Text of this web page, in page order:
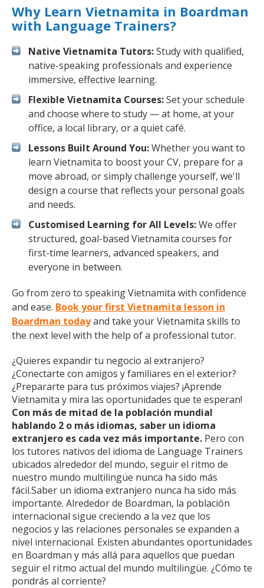
Why Learn Vietnamita in Boardman
with Language Trainers?
Native Vietnamita Tutors:Study with qualified,
native-speaking professionals and experience
immersive, effective learning.
Flexible Vietnamita Courses:Set your schedule
and choose where to study — at home, at your
office, a local library, or a quiet café.
Lessons Built Around You:Whether you want to
learn Vietnamita to boost your CV, prepare for a
move abroad, or simply challenge yourself, we'll
design a course that reflects your personal goals
and needs.
Customised Learning for All Levels:We offer
structured, goal-based Vietnamita courses for
first-time learners, advanced speakers, and
everyone in between.
Go from zero to speaking Vietnamita with confidence
and ease. Book your first Vietnamita lesson in
Boardman todayand take your Vietnamita skills to
the next level with the help of a professional tutor.
¿Quieres expandir tu negocio al extranjero?
¿Conectarte con amigos y familiares en el exterior?
¿Prepararte para tus próximos viajes? ¡Aprende
Vietnamita y mira las oportunidades que te esperan!
Con más de mitad de la población mundial
hablando 2 o más idiomas, saber un idioma
extranjero es cada vez más importante. Pero con
los tutores nativos del idioma de Language Trainers
ubicados alrededor del mundo, seguir el ritmo de
nuestro mundo multilingüe nunca ha sido más
fácil.Saber un idioma extranjero nunca ha sido más
importante. Alrededor de Boardman, la población
internacional sigue creciendo a la vez que los
negocios y las relaciones personales se expanden a
nivel internacional. Existen abundantes oportunidades
en Boardman y más allá para aquellos que puedan
seguir el ritmo actual del mundo multilingüe. ¿Cómo te
pondrás al corriente?